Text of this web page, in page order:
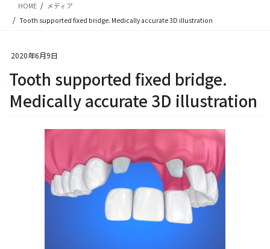
HOME
メディア
Tooth supported fixed bridge. Medically accurate 3D illustration
2020年6月9日
Tooth supported fixed bridge.
Medically accurate 3D illustration